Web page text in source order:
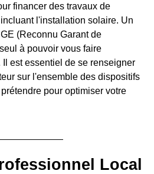
financer des travaux de
l'installation solaire. Un
(Reconnu Garant de
à pouvoir vous faire
est essentiel de se renseigner
sur l'ensemble des dispositifs
pour optimiser votre
Local